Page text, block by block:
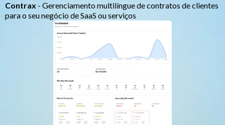
Contrax - Gerenciamento multilíngue de contratos de clientes
para o seu negócio de SaaS ou serviços